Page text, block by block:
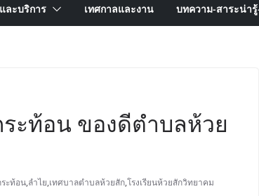
ละบริการ เทศกาลและงาน บทความ-สาระน่า
ะท้อน ของดีตำบลห้วย
ะท้อน,ลำไย,เทศบาลตำบลห้วยสัก,โรงเรียนห้วยสักวิทยาคม